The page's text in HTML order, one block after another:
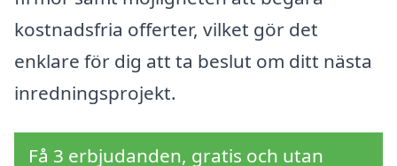
kostnadsfria offerter, vilket gör det
enklare för dig att ta beslut om ditt nästa
inredningsprojekt.
Få 3 erbjudanden, gratis och utan